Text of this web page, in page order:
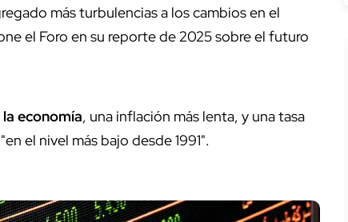
más turbulencias a los cambios en el
el Foro en su reporte de 2025 sobre el futuro
economía, una inflación más lenta, y una tasa
el nivel más bajo desde 1991".